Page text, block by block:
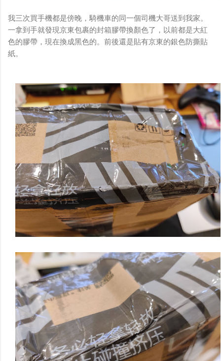
我三次買手機都是傍晚，騎機車的同一個司機大哥送到我家。
一拿到手就發現京東包裹的封箱膠帶換顏色了，以前都是大紅
色的膠帶，現在換成黑色的。前後還是貼有京東的銀色防撕貼
紙。